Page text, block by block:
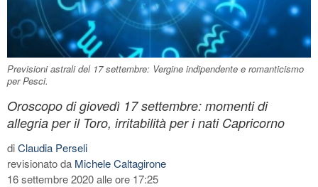
Previsioni astrali del 17 settembre: Vergine indipendente e romanticismo
per Pesci.
Oroscopo di giovedì 17 settembre: momenti di
allegria per il Toro, irritabilità per i nati Capricorno
diClaudia Perseli
revisionato da Michele Caltagirone
16 settembre 2020 alle ore 17:25